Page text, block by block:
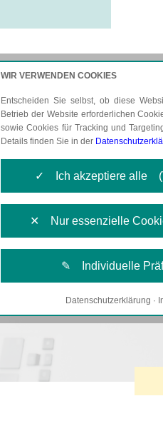
AKTUELLES
WIR VERWENDEN COOKIES
Entscheiden Sie selbst, ob diese
Betrieb der Website erforderlichen
sowie Cookies für Tracking und
Details finden Sie in der
✓ Ich akzeptiere alle
✕ Nur essenzielle
✎ Individuelle
Notwendige Cookies
unseres Angebotes
Datenschutzerklärung ·